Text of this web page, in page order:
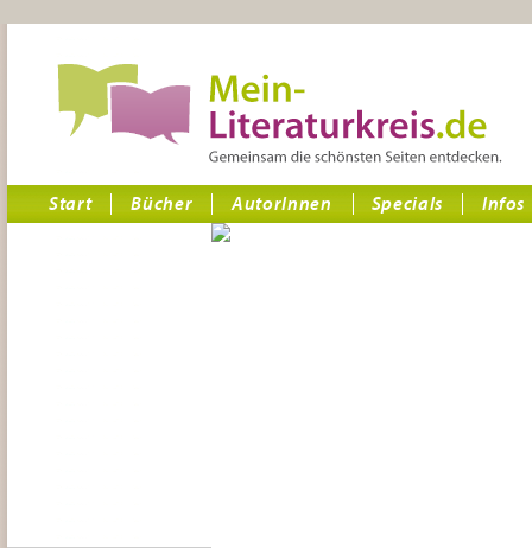
Start Bücher AutorInnen Specials Infos